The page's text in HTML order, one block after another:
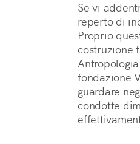
Se vi
reperto di
Proprio
costruzione
fondazione
guardare
condotte